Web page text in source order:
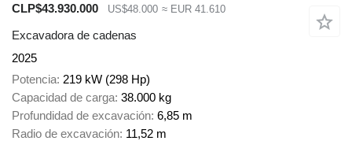
CLP$43.930.000
US$48.000 ≈ EUR 41.610
Excavadora de cadenas
2025
Potencia 219 kW (298 Hp)
Capacidad de carga 38.000 kg
Profundidad de excavación 6,85 m
Radio de excavación 11,52 m